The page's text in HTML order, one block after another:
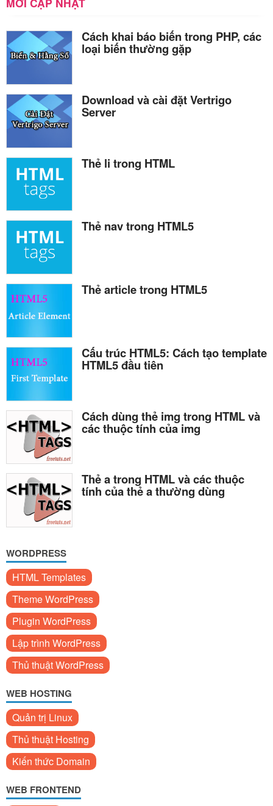
Cách khai báo biến trong PHP, các
loại biến thường gặp
Download và cài đặt Vertrigo
Server
Thẻ li trong HTML
Thẻ nav trong HTML5
Thẻ article trong HTML5
Cấu trúc HTML5: Cách tạo template
HTML5 đầu tiên
Cách dùng thẻ img trong HTML và
các thuộc tính của img
Thẻ a trong HTML và các thuộc
tính của thẻ a thường dùng
WORDPRESS
HTML Templates
Theme WordPress
Plugin WordPress
Lập trình WordPress
Thủ thuật WordPress
WEB HOSTING
Quản trị Linux
Thủ thuật Hosting
Kiến thức Domain
WEB FRONTEND